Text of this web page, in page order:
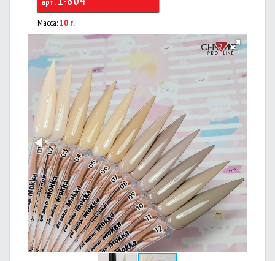
Масса:10 г.